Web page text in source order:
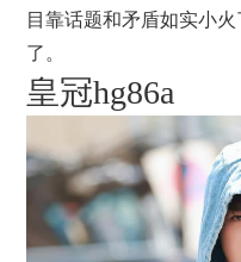
目靠话题和矛盾如实小
了。
皇冠hg86a